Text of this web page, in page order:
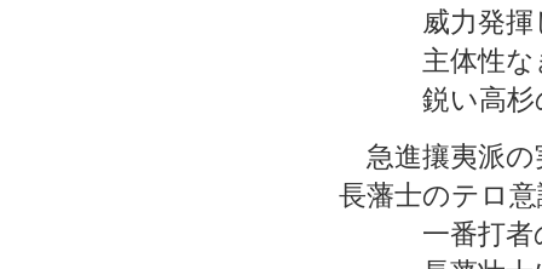
威力発揮
主体性なき
鋭い高杉
急進攘夷派の
長藩士のテロ
一番打者